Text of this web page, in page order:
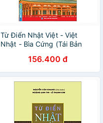
Từ Điển Nhật Việt - Việt
Nhật - Bìa Cứng (Tái Bản
156.400 đ